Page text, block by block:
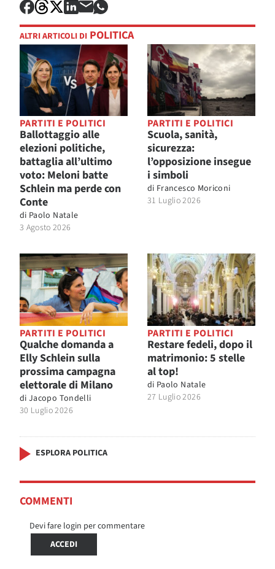
ALTRI ARTICOLI DI POLITICA
PARTITI E POLITICI
Ballottaggio alle
elezioni politiche,
battaglia all’ultimo
voto: Meloni batte
Schlein ma perde con
Conte
di Paolo Natale
3 Agosto 2026
PARTITI E POLITICI
Scuola, sanità,
sicurezza:
l’opposizione insegue
i simboli
di Francesco Moriconi
31 Luglio 2026
PARTITI E POLITICI
Qualche domanda a
Elly Schlein sulla
prossima campagna
elettorale di Milano
di Jacopo Tondelli
30 Luglio 2026
PARTITI E POLITICI
Restare fedeli, dopo il
matrimonio: 5 stelle
al top!
di Paolo Natale
27 Luglio 2026
ESPLORA POLITICA
COMMENTI
Devi fare login per commentare
ACCEDI